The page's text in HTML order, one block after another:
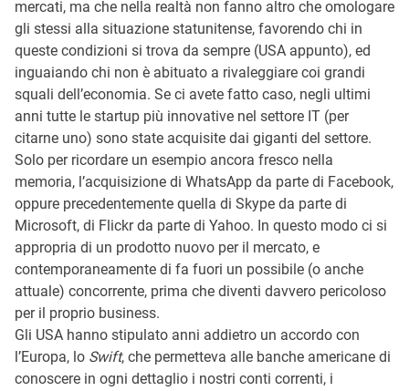
mercati, ma che nella realtà non fanno altro che omologare
gli stessi alla situazione statunitense, favorendo chi in
queste condizioni si trova da sempre (USA appunto), ed
inguaiando chi non è abituato a rivaleggiare coi grandi
squali dell’economia. Se ci avete fatto caso, negli ultimi
anni tutte le startup più innovative nel settore IT (per
citarne uno) sono state acquisite dai giganti del settore.
Solo per ricordare un esempio ancora fresco nella
memoria, l’acquisizione di WhatsApp da parte di Facebook,
oppure precedentemente quella di Skype da parte di
Microsoft, di Flickr da parte di Yahoo. In questo modo ci si
appropria di un prodotto nuovo per il mercato, e
contemporaneamente di fa fuori un possibile (o anche
attuale) concorrente, prima che diventi davvero pericoloso
per il proprio business.
Gli USA hanno stipulato anni addietro un accordo con
l’Europa, lo Swift, che permetteva alle banche americane di
conoscere in ogni dettaglio i nostri conti correnti, i